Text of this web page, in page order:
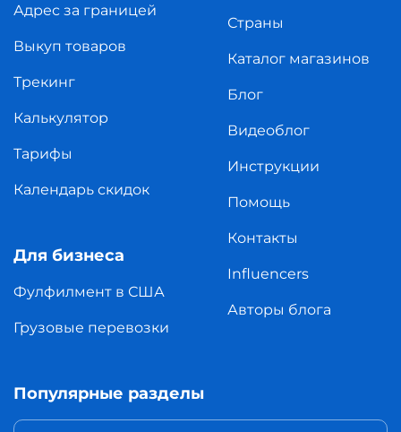
Адрес за границей
Выкуп товаров
Трекинг
Калькулятор
Тарифы
Календарь скидок
Для бизнеса
Фулфилмент в США
Грузовые перевозки
Страны
Каталог магазинов
Блог
Видеоблог
Инструкции
Помощь
Контакты
Influencers
Авторы блога
Популярные разделы